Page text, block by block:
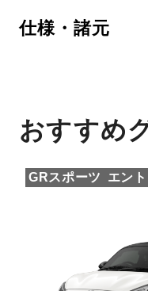
仕様・諸元
おすすめ
GRスポーツ エン